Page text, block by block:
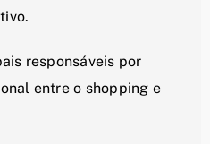
responsáveis por
entre o shopping e